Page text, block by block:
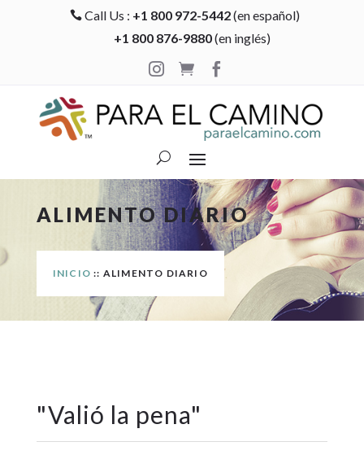
 Call Us : +1 800 972-5442(en español)
+1 800 876-9880(en inglés)

 
ALIMENTO DIARIO
INICIO :: ALIMENTO DIARIO
"Valió la pena"